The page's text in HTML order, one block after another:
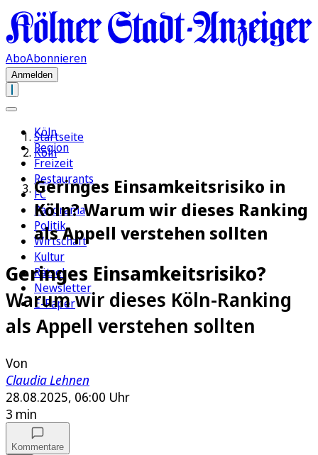
AboAbonnieren
Anmelden
Köln
Region
Freizeit
Restaurants
FC
Panorama
Politik
Wirtschaft
Kultur
Rätsel
Newsletter
E-Paper
Startseite
Köln
Geringes Einsamkeitsrisiko in
Köln? Warum wir dieses Ranking
als Appell verstehen sollten
Geringes Einsamkeitsrisiko?
Warum wir dieses Köln-Ranking
als Appell verstehen sollten
Von
Claudia Lehnen
28.08.2025, 06:00 Uhr
3 min
Kommentare